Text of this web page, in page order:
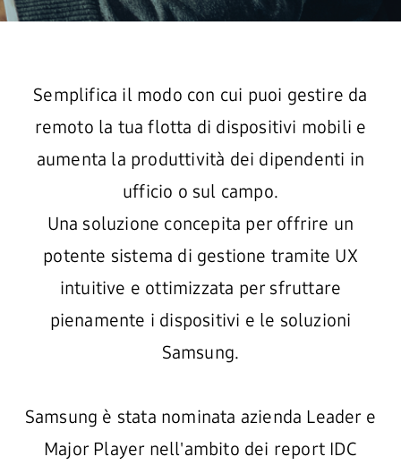
Semplifica il modo con cui puoi gestire da
remoto la tua flotta di dispositivi mobili e
aumenta la produttività dei dipendenti in
ufficio o sul campo.
Una soluzione concepita per offrire un
potente sistema di gestione tramite UX
intuitive e ottimizzata per sfruttare
pienamente i dispositivi e le soluzioni
Samsung.
Samsung è stata nominata azienda Leader e
Major Player nell'ambito dei report IDC